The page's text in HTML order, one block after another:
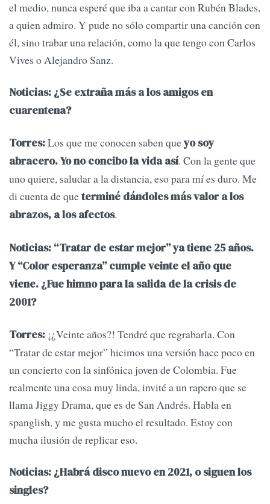
el medio, nunca esperé que iba a cantar con Rubén Blades,
a quien admiro. Y pude no sólo compartir una canción con
él, sino trabar una relación, como la que tengo con Carlos
Vives o Alejandro Sanz.
Noticias: ¿Se extraña más a los amigos en
cuarentena?
Torres:Los que me conocen saben queyo soy
abracero. Yo no concibo la vida así. Con la gente que
uno quiere, saludar a la distancia, eso para mí es duro. Me
di cuenta de queterminé dándoles más valor a los
abrazos, a los afectos.
Noticias: “Tratar de estar mejor” ya tiene 25 años.
Y “Color esperanza” cumple veinte el año que
viene. ¿Fue himno para la salida de la crisis de
2001?
Torres: ¡¿Veinte años?! Tendré que regrabarla. Con
“Tratar de estar mejor” hicimos una versión hace poco en
un concierto con la sinfónica joven de Colombia. Fue
realmente una cosa muy linda, invité a un rapero que se
llama Jiggy Drama, que es de San Andrés. Habla en
spanglish, y me gusta mucho el resultado. Estoy con
mucha ilusión de replicar eso.
Noticias: ¿Habrá disco nuevo en 2021, o siguen los
singles?